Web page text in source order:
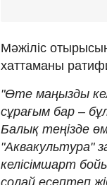
Мәжіліс
хаттаманы
"Өте маңызды
сұрағым бар –
Балық теңізде
"Аквакультура"
келісімшарт
солай есептеп